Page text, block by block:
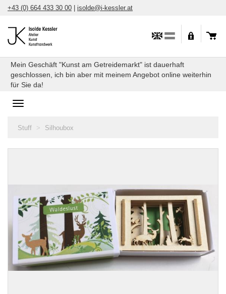
Skip+43 (0) 664 433 30 00 | isolde@i-kessler.at
Mein Geschäft "Kunst am Getreidemarkt" ist dauerhaft
geschlossen, ich bin aber mit meinem Angebot online weiterhin
für Sie da!
Toggle
You
Stuff Silhoubox